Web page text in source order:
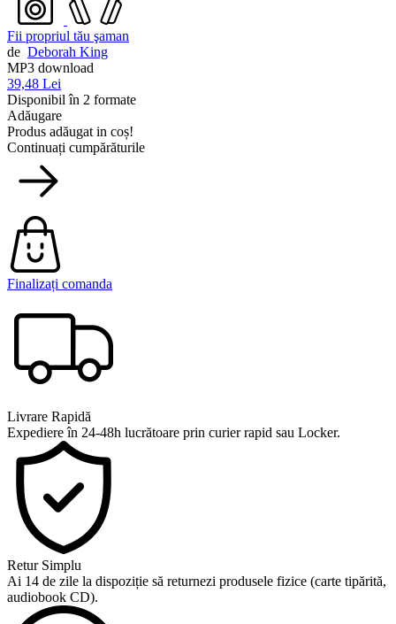
Fii propriul tău şaman
de Deborah King
MP3 download
39,48 Lei
Disponibil în 2 formate
Adăugare
Produs adăugat in coș!
Continuați cumpărăturile
Finalizați comanda
Livrare Rapidă
Expediere în 24-48h lucrătoare prin curier rapid sau Locker.
Retur Simplu
Ai 14 de zile la dispoziție să returnezi produsele fizice (carte tipărită,
audiobook CD).